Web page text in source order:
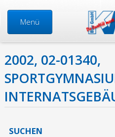
Start
Neuigkeiten
Menü
2002, 02-01340,
SUCHEN